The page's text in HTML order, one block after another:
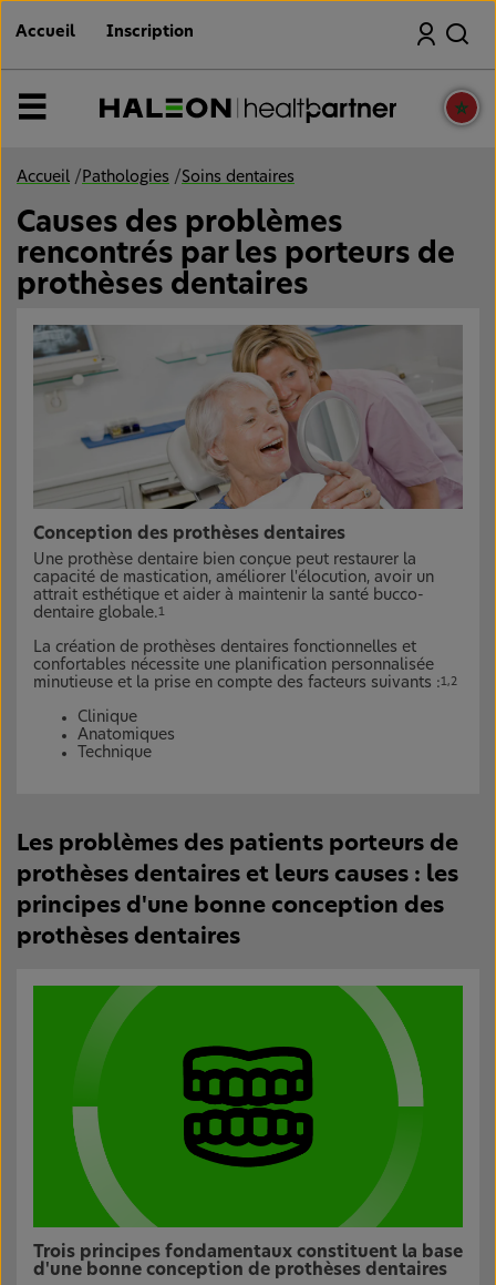
Accueil Inscription Recherche
MENU
Accueil / Pathologies / Soins dentaires
Causes des problèmes
rencontrés par les porteurs de
prothèses dentaires
Conception des prothèses dentaires
Une prothèse dentaire bien conçue peut restaurer la
capacité de mastication, améliorer l'élocution, avoir un
attrait esthétique et aider à maintenir la santé bucco-
dentaire globale.1
La création de prothèses dentaires fonctionnelles et
confortables nécessite une planification personnalisée
minutieuse et la prise en compte des facteurs suivants :1,2
Clinique
Anatomiques
Technique
Les problèmes des patients porteurs de
prothèses dentaires et leurs causes : les
principes d'une bonne conception des
prothèses dentaires
Trois principes fondamentaux constituent la base
d'une bonne conception de prothèses dentaires